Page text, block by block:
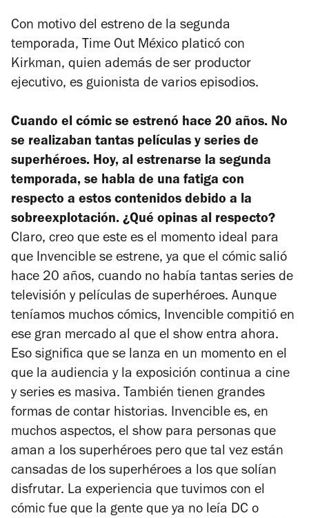
Con motivo del estreno de la segunda
temporada, Time Out México platicó con
Kirkman, quien además de ser productor
ejecutivo, es guionista de varios episodios.
Cuando el cómic se estrenó hace 20 años. No
se realizaban tantas películas y series de
superhéroes. Hoy, al estrenarse la segunda
temporada, se habla de una fatiga con
respecto a estos contenidos debido a la
sobreexplotación. ¿Qué opinas al respecto?
Claro, creo que este es el momento ideal para
que Invencible se estrene, ya que el cómic salió
hace 20 años, cuando no había tantas series de
televisión y películas de superhéroes. Aunque
teníamos muchos cómics, Invencible compitió en
ese gran mercado al que el show entra ahora.
Eso significa que se lanza en un momento en el
que la audiencia y la exposición continua a cine
y series es masiva. También tienen grandes
formas de contar historias. Invencible es, en
muchos aspectos, el show para personas que
aman a los superhéroes pero que tal vez están
cansadas de los superhéroes a los que solían
disfrutar. La experiencia que tuvimos con el
cómic fue que la gente que ya no leía DC o